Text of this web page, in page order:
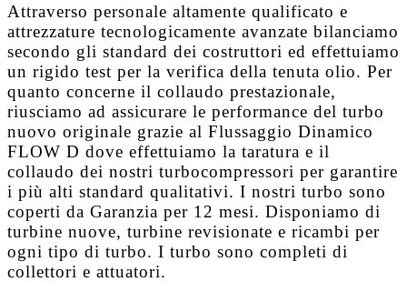
Attraverso personale altamente qualificato e
attrezzature tecnologicamente avanzate bilanciamo
secondo gli standard dei costruttori ed effettuiamo
un rigido test per la verifica della tenuta olio. Per
quanto concerne il collaudo prestazionale,
riusciamo ad assicurare le performance del turbo
nuovo originale grazie al Flussaggio Dinamico
FLOW D dove effettuiamo la taratura e il
collaudo dei nostri turbocompressori per garantire
i più alti standard qualitativi. I nostri turbo sono
coperti da Garanzia per 12 mesi. Disponiamo di
turbine nuove, turbine revisionate e ricambi per
ogni tipo di turbo. I turbo sono completi di
collettori e attuatori.